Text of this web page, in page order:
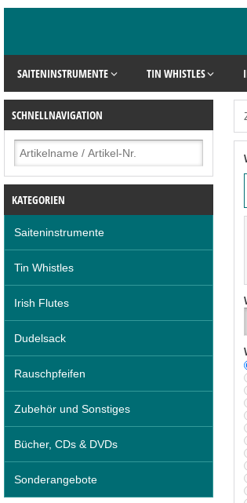
SAITENINSTRUMENTE TIN WHISTLES
SCHNELLNAVIGATION
KATEGORIEN
Saiteninstrumente
Tin Whistles
Irish Flutes
Dudelsack
Rauschpfeifen
Zubehör und Sonstiges
Bücher, CDs & DVDs
Sonderangebote